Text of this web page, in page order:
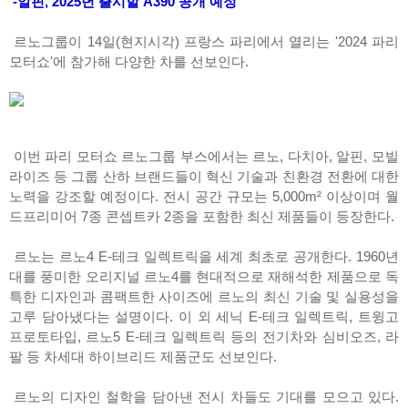
르노그룹이 14일(현지시각) 프랑스 파리에서 열리는 '2024 파리
모터쇼'에 참가해 다양한 차를 선보인다.
이번 파리 모터쇼 르노그룹 부스에서는 르노, 다치아, 알핀, 모빌
라이즈 등 그룹 산하 브랜드들이 혁신 기술과 친환경 전환에 대한
노력을 강조할 예정이다. 전시 공간 규모는 5,000m² 이상이며 월
드프리미어 7종 콘셉트카 2종을 포함한 최신 제품들이 등장한다.
르노는 르노4 E-테크 일렉트릭을 세계 최초로 공개한다. 1960년
대를 풍미한 오리지널 르노4를 현대적으로 재해석한 제품으로 독
특한 디자인과 콤팩트한 사이즈에 르노의 최신 기술 및 실용성을
고루 담아냈다는 설명이다. 이 외 세닉 E-테크 일렉트릭, 트윙고
프로토타입, 르노5 E-테크 일렉트릭 등의 전기차와 심비오즈, 라
팔 등 차세대 하이브리드 제품군도 선보인다.
르노의 디자인 철학을 담아낸 전시 차들도 기대를 모으고 있다.